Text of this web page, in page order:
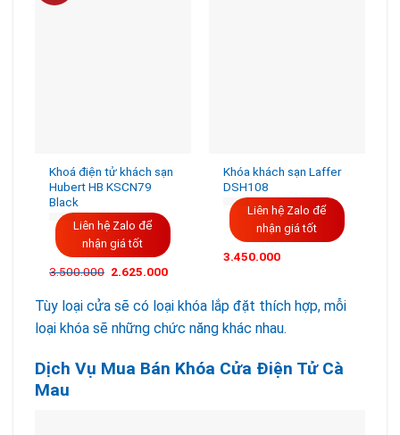
Khoá điện tử khách sạn
Hubert HB KSCN79
Black
Liên hệ Zalo để
nhận giá tốt
3.500.000 Giá
3.500.000VND.
2.625.000Giá
là:
2.625.000VND.
Khóa khách sạn Laffer
DSH108
Liên hệ Zalo để
nhận giá tốt
3.450.000
Tùy loại cửa sẽ có loại khóa lắp đặt thích hợp, mỗi
loại khóa sẽ những chức năng khác nhau.
Dịch Vụ Mua Bán Khóa Cửa Điện Tử Cà
Mau